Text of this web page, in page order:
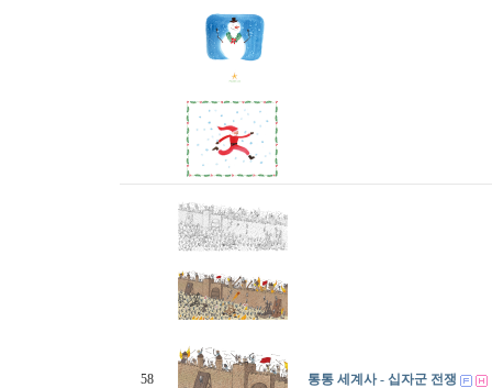
58 통통 세계사 - 십자군 전쟁